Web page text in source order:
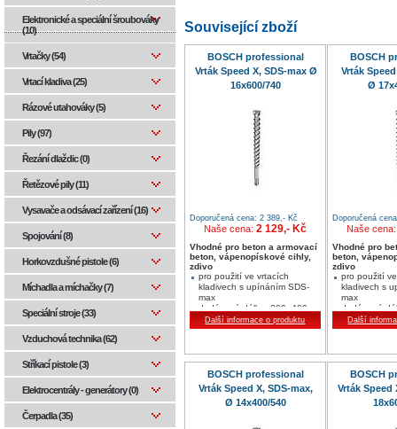
Související zboží
BOSCH professional
Vrták Speed X, SDS-max Ø
16x600/740
Doporučená cena: 2 389,- Kč
Naše cena: 2 129,- Kč
Vhodné pro beton a armovací
beton, vápenopískové cihly,
zdivo
pro použití ve vrtacích
kladivech s upínáním SDS-
max
dodávaná délka: 200, 400,
600, 800 a 1 200 mm
krátká hlava s
moučky
šikmo nastavené vedlejší břity
pro agresivní postup vrtání
Další informace o produktu
BOSCH
Vrták
Ø
Doporučená
Naše
Vhodné pro
beton,
zdivo
pro použití
kladivech s
max
dodávaná
mm
krátká hlava s
moučky
šikmo
pro
Další
BOSCH professional
Vrták Speed X, SDS-max,
Ø 14x400/540
BOSCH
Vrták Speed
Elektronické a speciální šroubováky
(10)
Vrtačky (54)
Vrtací kladiva (25)
Rázové utahováky (5)
Pily (97)
Řezání dlaždic (0)
Řetězové pily (11)
Vysavače a odsávací zařízení (16)
Spojování (8)
Horkovzdušné pistole (6)
Míchadla a míchačky (7)
Speciální stroje (33)
Vzduchová technika (62)
Stříkací pistole (3)
Elektrocentrály - generátory (0)
Čerpadla (35)